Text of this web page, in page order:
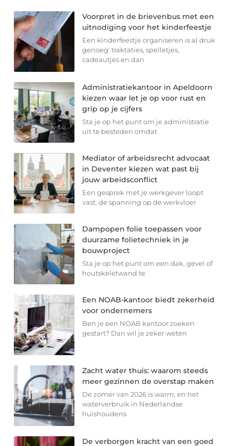
Voorpret in de brievenbus met een
uitnodiging voor het kinderfeestje
Een kinderfeestje organiseren is al druk
genoeg: traktaties, spelletjes,
cadeautjes en dan
Administratiekantoor in Apeldoorn
kiezen waar let je op voor rust en
grip op je cijfers
Sta je op het punt om je administratie
uit te besteden omdat
Mediator of arbeidsrecht advocaat
in Deventer kiezen wat past bij
jouw arbeidsconflict
Een gesprek met je werkgever loopt
vast, de spanning op de werkvloer
Dampopen folie toepassen voor
duurzame folietechniek in je
bouwproject
Sta je op het punt om een dak, gevel of
houtskeletwand te
Een NOAB-kantoor biedt zekerheid
voor ondernemers
Ben je een NOAB kantoor zoeken
gestart? Dan wil je zeker weten
Zacht water thuis: waarom steeds
meer gezinnen de overstap maken
De zomer van 2026 is warm, en het
waterverbruik in Nederlandse
huishoudens
De verborgen kracht van een goed